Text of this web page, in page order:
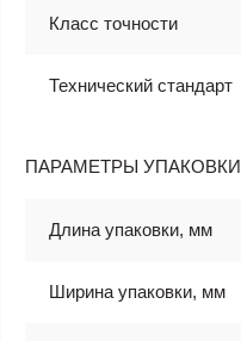
Класс точности
Технический стандарт
ПАРАМЕТРЫ УПАКОВКИ
Длина упаковки, мм
Ширина упаковки, мм